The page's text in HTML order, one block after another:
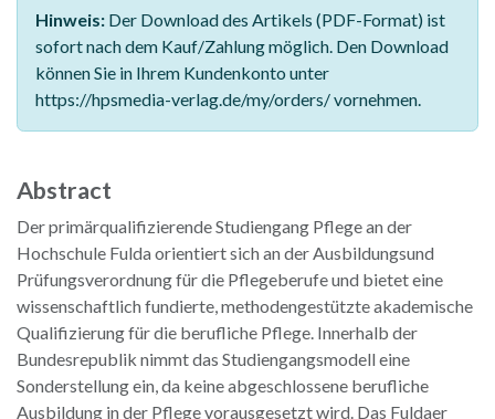
Hinweis: Der Download des Artikels (PDF-Format) ist
sofort nach dem Kauf/Zahlung möglich. Den Download
können Sie in Ihrem Kundenkonto unter
https://hpsmedia-verlag.de/my/orders/ vornehmen.
Abstract
Der primärqualifizierende Studiengang Pflege an der
Hochschule Fulda orientiert sich an der Ausbildungsund
Prüfungsverordnung für die Pflegeberufe und bietet eine
wissenschaftlich fundierte, methodengestützte akademische
Qualifizierung für die berufliche Pflege. Innerhalb der
Bundesrepublik nimmt das Studiengangsmodell eine
Sonderstellung ein, da keine abgeschlossene berufliche
Ausbildung in der Pflege vorausgesetzt wird. Das Fuldaer